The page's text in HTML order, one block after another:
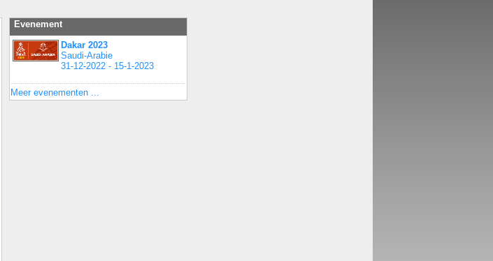
Evenement
Dakar 2023
Saudi-Arabie
31-12-2022 - 15-1-2023
Meer evenementen ...